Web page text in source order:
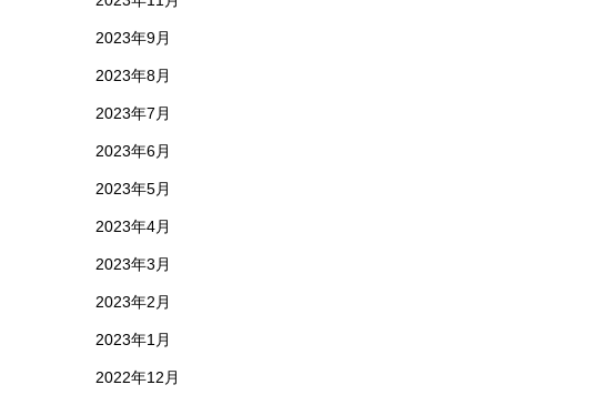
2023年9月
2023年8月
2023年7月
2023年6月
2023年5月
2023年4月
2023年3月
2023年2月
2023年1月
2022年12月